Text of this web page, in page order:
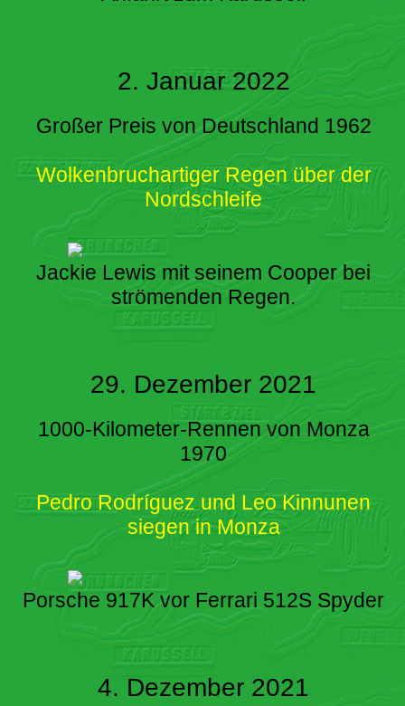
2. Januar 2022
Großer Preis von Deutschland 1962
Wolkenbruchartiger Regen über der
Nordschleife
Jackie Lewis mit seinem Cooper bei
strömenden Regen.
29. Dezember 2021
1000-Kilometer-Rennen von Monza
1970
Pedro Rodríguez und Leo Kinnunen
siegen in Monza
Porsche 917K vor Ferrari 512S Spyder
4. Dezember 2021